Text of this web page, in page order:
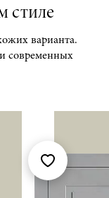
стиле
варианта.
современных